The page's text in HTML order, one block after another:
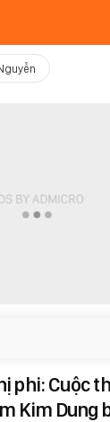
phi: Cuộc
Kim Dung